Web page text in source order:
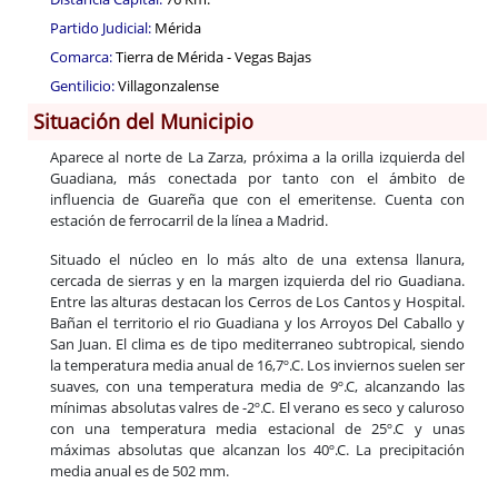
Correo-e gratis
Códigos para FACe
Partido Judicial: Mérida
Comarca:Tierra de Mérida - Vegas Bajas
Gentilicio:Villagonzalense
Situación del Municipio
Aparece al norte de La Zarza, próxima a la orilla izquierda del
Guadiana, más conectada por tanto con el ámbito de
influencia de Guareña que con el emeritense. Cuenta con
estación de ferrocarril de la línea a Madrid.
Situado el núcleo en lo más alto de una extensa llanura,
cercada de sierras y en la margen izquierda del rio Guadiana.
Entre las alturas destacan los Cerros de Los Cantos y Hospital.
Bañan el territorio el rio Guadiana y los Arroyos Del Caballo y
San Juan. El clima es de tipo mediterraneo subtropical, siendo
la temperatura media anual de 16,7º.C. Los inviernos suelen ser
suaves, con una temperatura media de 9º.C, alcanzando las
mínimas absolutas valres de -2º.C. El verano es seco y caluroso
con una temperatura media estacional de 25º.C y unas
máximas absolutas que alcanzan los 40º.C. La precipitación
media anual es de 502 mm.